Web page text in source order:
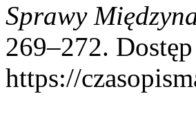
Sprawy
269–272.
https://